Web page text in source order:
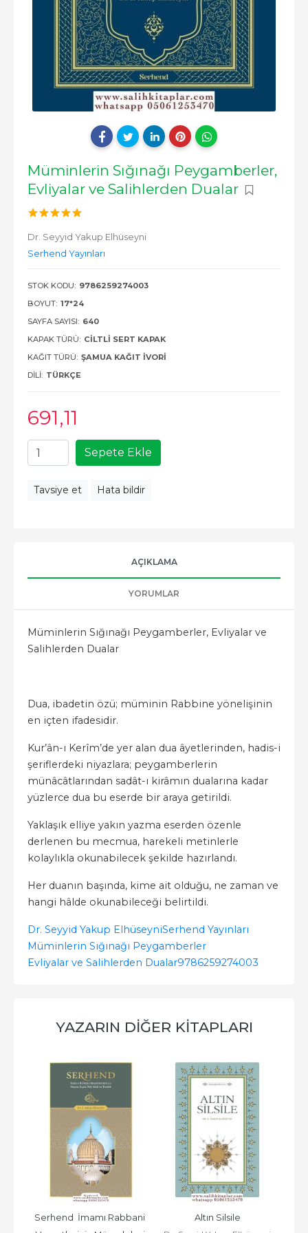
Müminlerin Sığınağı Peygamberler,
Evliyalar ve Salihlerden Dualar
Dr. Seyyid Yakup Elhüseyni
Serhend Yayınları
STOK KODU: 9786259274003
BOYUT: 17*24
SAYFA SAYISI: 640
KAPAK TÜRÜ: CILTLI SERT KAPAK
KAĞIT TÜRÜ: ŞAMUA KAĞIT İVORI
DILI: TÜRKÇE
691,11
Sepete Ekle
Tavsiye et Hata bildir
AÇIKLAMA
YORUMLAR
Müminlerin Sığınağı Peygamberler, Evliyalar ve
Salihlerden Dualar
Dua, ibadetin özü; müminin Rabbine yönelişinin
en içten ifadesidir.
Kur’ân-ı Kerîm’de yer alan dua âyetlerinden, hadis-i
şeriflerdeki niyazlara; peygamberlerin
münâcâtlarından sadât-ı kirâmın dualarına kadar
yüzlerce dua bu eserde bir araya getirildi.
Yaklaşık elliye yakın yazma eserden özenle
derlenen bu mecmua, harekeli metinlerle
kolaylıkla okunabilecek şekilde hazırlandı.
Her duanın başında, kime ait olduğu, ne zaman ve
hangi hâlde okunabileceği belirtildi.
Dr. Seyyid Yakup ElhüseyniSerhend Yayınları
Müminlerin Sığınağı Peygamberler
Evliyalar ve Salihlerden Dualar9786259274003
YAZARIN DIĞER KITAPLARI
Serhend  İmamı Rabbani
Altın Silsile